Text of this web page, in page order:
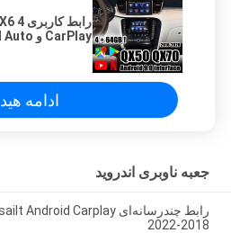
ادامه هید
جعبه ناوبری اندروید
2018-2022